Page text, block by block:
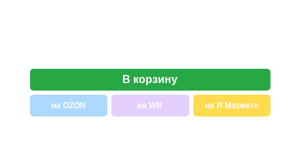
В корзину
на OZON на WB на Я.Маркете